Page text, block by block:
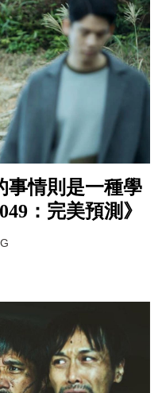
事情則是一種學
：完美預測》